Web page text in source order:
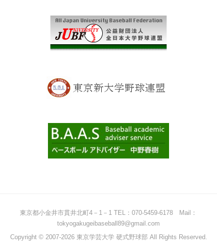
東京都小金井市貫井北町4－1－1 TEL：070-5459-6178 Mail：
tokyogakugeibaseball89@gmail.com
Copyright © 2007-2026 東京学芸大学 硬式野球部 All Rights Reserved.